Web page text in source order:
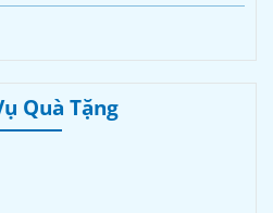
Quà Tặng